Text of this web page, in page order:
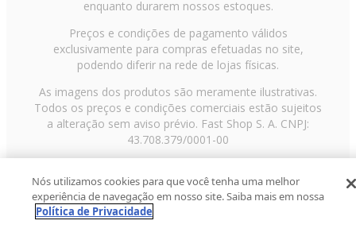
enquanto durarem nossos estoques.
Preços e condições de pagamento válidos
exclusivamente para compras efetuadas no site,
podendo diferir na rede de lojas físicas.
As imagens dos produtos são meramente ilustrativas.
Todos os preços e condições comerciais estão sujeitos
a alteração sem aviso prévio. Fast Shop S. A. CNPJ:
43.708.379/0001-00
Paulo/SP, CEP 02029-001, Telefone: 11 3003-3728 ©
2013 Fast Shop - Todos os direitos reservadosRF
Nós utilizamos cookies para que você tenha uma melhor
experiência de navegação em nosso site. Saiba mais em nossa
Política de Privacidade